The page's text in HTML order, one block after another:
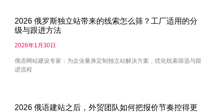
2026 俄罗斯独立站带来的线索怎么筛？工厂适用的分
级与跟进方法
2026年1月30日
俄语网站建设专家：为企业量身定制独立站解决方案，优化线索筛选与跟
进流程
2026 俄语建站之后，外贸团队如何把报价节奏控得更